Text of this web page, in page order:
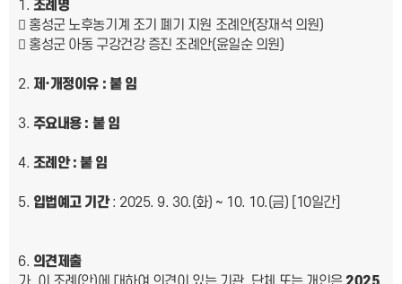
조례명
 홍성군 노후농기계 조기 폐기 지원 조례안(장재석 의원)
 홍성군 아동 구강건강 증진 조례안(윤일순 의원)
제 ·개정이유 : 붙 임
주요내용 : 붙 임
조례안 : 붙 임
입법예고 기간: 2025. 9. 30.(화) ~ 10. 10.(금) [10일간]
의견제출